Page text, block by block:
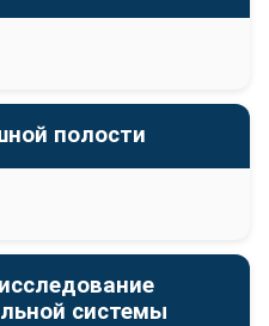
полости
системы